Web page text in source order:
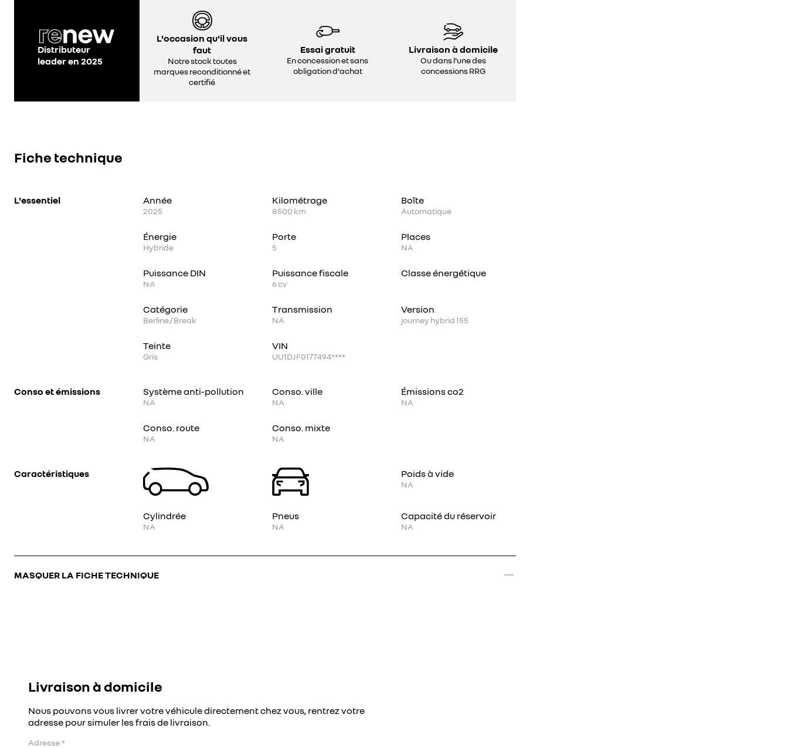
Distributeur
leader en 2025
L'occasion qu'il vous
faut
Notre stock toutes
marques reconditionné et
certifié
Essai gratuit
En concession et sans
obligation d'achat
Livraison à domicile
Ou dans l'une des
concessions RRG
Fiche technique
MASQUER LA FICHE TECHNIQUE
L'essentiel Année
2025
Kilométrage
8 500 km
Boîte
Automatique
Énergie
Hybride
Porte
5
Places
NA
Puissance DIN
NA
Puissance fiscale
6cv
Classe énergétique
Catégorie
Berline / Break
Transmission
NA
Version
journey hybrid 155
Teinte
Gris
VIN
UU1DJF0177494****
Conso et émissions Système anti-pollution
NA
Conso. ville
NA
Émissions co2
NA
Conso. route
NA
Conso. mixte
NA
Caractéristiques Poids à vide
NA
Cylindrée
NA
Pneus
NA
Capacité du réservoir
NA
Livraison à domicile
Nous pouvons vous livrer votre véhicule directement chez vous, rentrez votre
adresse pour simuler les frais de livraison.
Adresse*